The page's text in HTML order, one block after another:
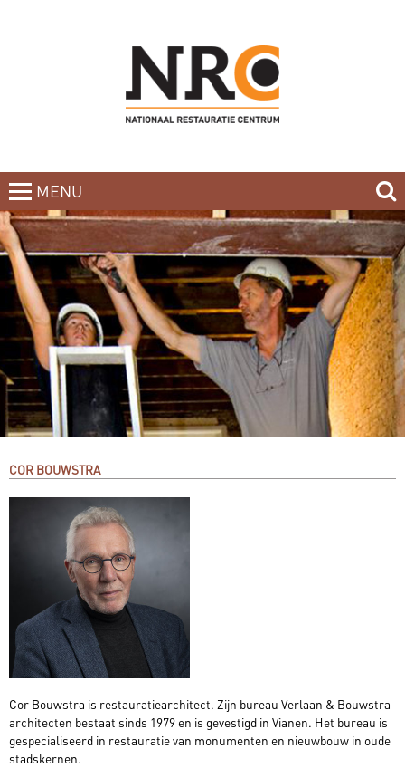
MENU
CLOSE
HOME
CURSUSAANBOD
BOEKEN
OVER DE DOCENTEN
INCOMPANY-CURSUS
BLOG
NIEUWSBRIEF
CONTACT
OVER ONS
PARTNERS
COR BOUWSTRA
Cor Bouwstra is restauratiearchitect. Zijn bureau Verlaan & Bouwstra
architecten bestaat sinds 1979 en is gevestigd in Vianen. Het bureau is
gespecialiseerd in restauratie van monumenten en nieuwbouw in oude
stadskernen.